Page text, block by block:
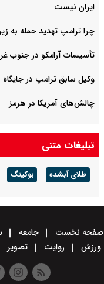
ایران نیست
چرا ترامپ تهدید حمله به
تأسیسات آرامکو در جنوب
وکیل سابق ترامپ در جایگاه
چالش‌های آمریکا در هرمز
تبلیغات متنی
طلای آبشده بوکینگ
صفحه نخست جامعه
ورزش
روایت تصویر